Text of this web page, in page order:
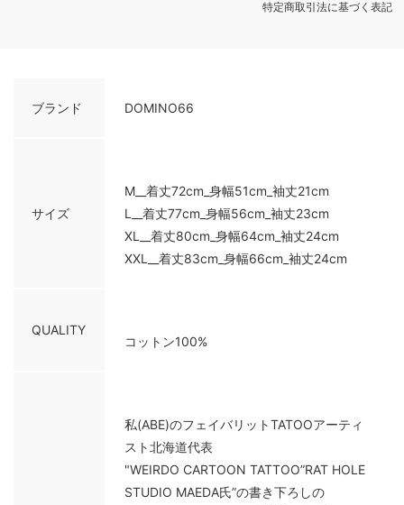
特定商取引法に基づく表記
ブランド DOMINO66
サイズ
M__着丈72cm_身幅51cm_袖丈21cm
L__着丈77cm_身幅56cm_袖丈23cm
XL__着丈80cm_身幅64cm_袖丈24cm
XXL__着丈83cm_身幅66cm_袖丈24cm
QUALITY
コットン100%
私(ABE)のフェイバリットTATOOアーティ
スト北海道代表
"WEIRDO CARTOON TATTOO”RAT HOLE
STUDIO MAEDA氏”の書き下ろしの